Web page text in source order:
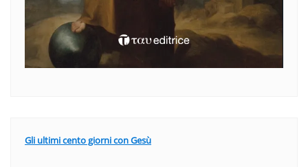
Gli ultimi cento giorni con Gesù